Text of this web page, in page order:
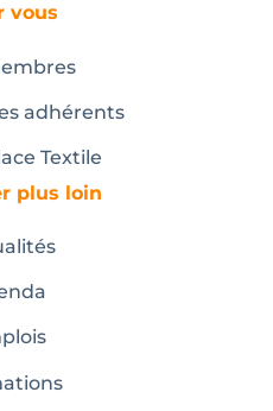
vous
adhérents
Textile
plus loin